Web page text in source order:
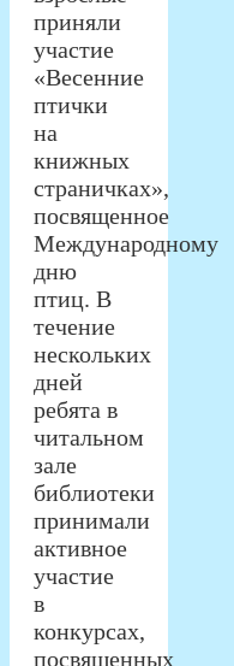
приняли
участие
«Весенние
птички
на
книжных
страничках»,
посвященное
Международному
дню
птиц. В
течение
нескольких
дней
ребята в
читальном
зале
библиотеки
принимали
активное
участие
в
конкурсах,
посвященных